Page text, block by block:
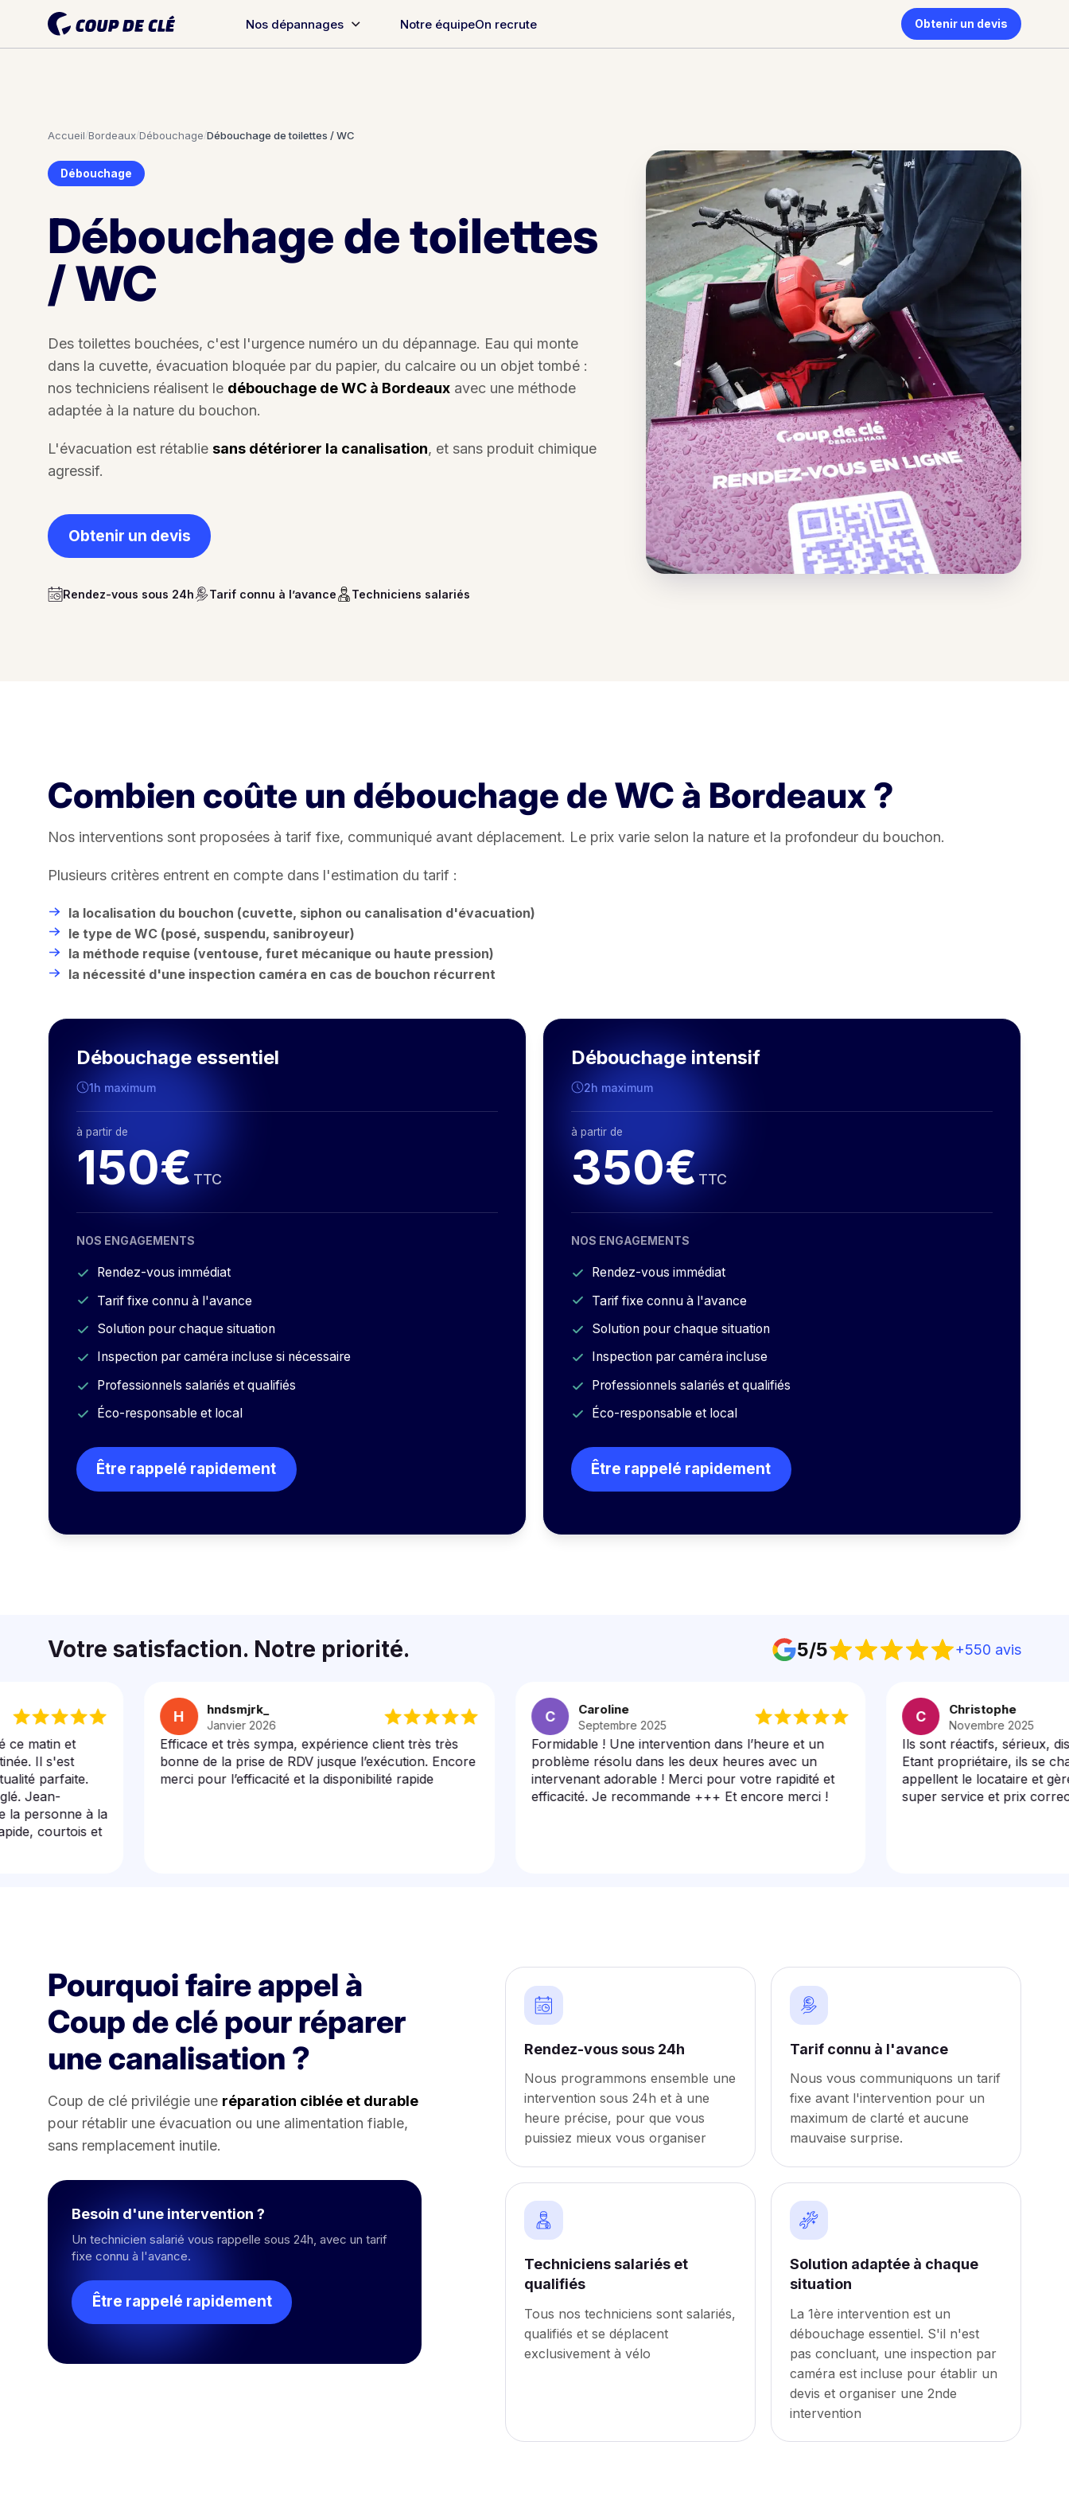
Nos dépannages Notre équipeOn recrute Obtenir un devis
Accueil/Bordeaux/Débouchage/Débouchage de toilettes / WC
Débouchage
Débouchage de toilettes
/ WC
Des toilettes bouchées, c'est l'urgence numéro un du dépannage. Eau qui monte
dans la cuvette, évacuation bloquée par du papier, du calcaire ou un objet tombé :
nos techniciens réalisent le débouchage de WC à Bordeaux avec une méthode
adaptée à la nature du bouchon.
L'évacuation est rétablie sans détériorer la canalisation, et sans produit chimique
agressif.
Obtenir un devis
Rendez-vous sous 24h Tarif connu à l’avance Techniciens salariés
Combien coûte un débouchage de WC à Bordeaux ?
Nos interventions sont proposées à tarif fixe, communiqué avant déplacement. Le prix varie selon la nature et la profondeur du bouchon.
Plusieurs critères entrent en compte dans l'estimation du tarif :
la localisation du bouchon (cuvette, siphon ou canalisation d'évacuation)
le type de WC (posé, suspendu, sanibroyeur)
la méthode requise (ventouse, furet mécanique ou haute pression)
la nécessité d'une inspection caméra en cas de bouchon récurrent
Débouchage essentiel
1h maximum
à partir de
150€TTC
NOS ENGAGEMENTS
Rendez-vous immédiat
Tarif fixe connu à l'avance
Solution pour chaque situation
Inspection par caméra incluse si nécessaire
Professionnels salariés et qualifiés
Éco-responsable et local
Être rappelé rapidement
Débouchage intensif
2h maximum
à partir de
350€TTC
NOS ENGAGEMENTS
Rendez-vous immédiat
Tarif fixe connu à l'avance
Solution pour chaque situation
Inspection par caméra incluse
Professionnels salariés et qualifiés
Éco-responsable et local
Être rappelé rapidement
Votre satisfaction. Notre priorité. 5/5 +550 avis
et
s'est
à la
et
hndsmjrk_
Janvier 2026
Efficace et très sympa, expérience client très très
bonne de la prise de RDV jusque l’exécution. Encore
merci pour l’efficacité et la disponibilité rapide
Caroline
Septembre 2025
Formidable ! Une intervention dans l’heure et un
problème résolu dans les deux heures avec un
intervenant adorable ! Merci pour votre rapidité et
efficacité. Je recommande +++ Et encore merci !
Christophe
Novembre 2025
Ils sont réactifs, sérieux,
Etant propriétaire, ils se
appellent le locataire et gèrent
super service et prix correct.
Pourquoi faire appel à
Coup de clé pour réparer
une canalisation ?
Coup de clé privilégie une réparation ciblée et durable
pour rétablir une évacuation ou une alimentation fiable,
sans remplacement inutile.
Besoin d'une intervention ?
Un technicien salarié vous rappelle sous 24h, avec un tarif
fixe connu à l'avance.
Être rappelé rapidement
Rendez-vous sous 24h
Nous programmons ensemble une
intervention sous 24h et à une
heure précise, pour que vous
puissiez mieux vous organiser
Tarif connu à l'avance
Nous vous communiquons un tarif
fixe avant l'intervention pour un
maximum de clarté et aucune
mauvaise surprise.
Techniciens salariés et
qualifiés
Tous nos techniciens sont salariés,
qualifiés et se déplacent
exclusivement à vélo
Solution adaptée à chaque
situation
La 1ère intervention est un
débouchage essentiel. S'il n'est
pas concluant, une inspection par
caméra est incluse pour établir un
devis et organiser une 2nde
intervention